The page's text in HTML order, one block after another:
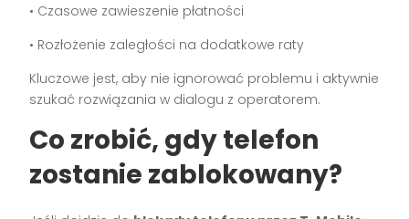
• Czasowe zawieszenie płatności
• Rozłożenie zaległości na dodatkowe raty
Kluczowe jest, aby nie ignorować problemu i aktywnie
szukać rozwiązania w dialogu z operatorem.
Co zrobić, gdy telefon
zostanie zablokowany?